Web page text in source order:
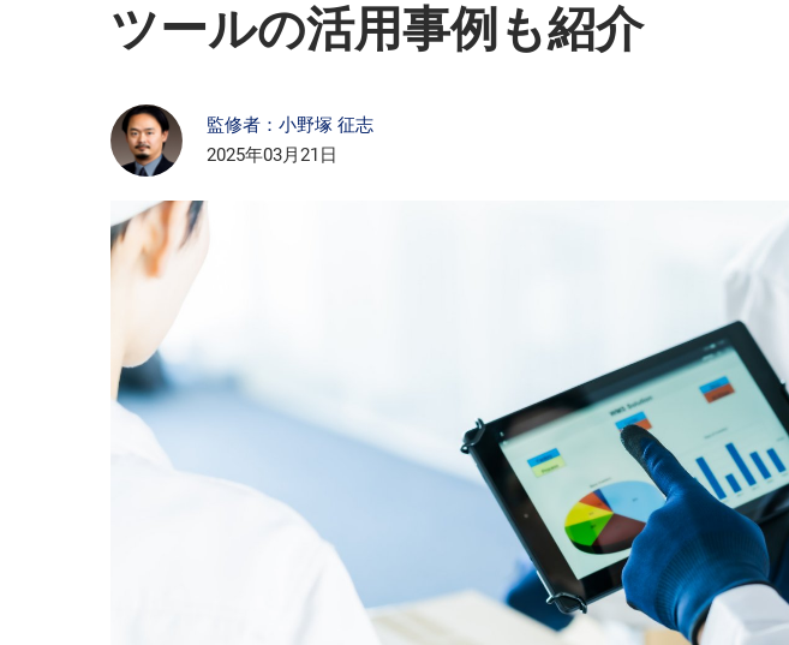
ツールの活用事例も紹介
監修者：小野塚 征志
2025年03月21日